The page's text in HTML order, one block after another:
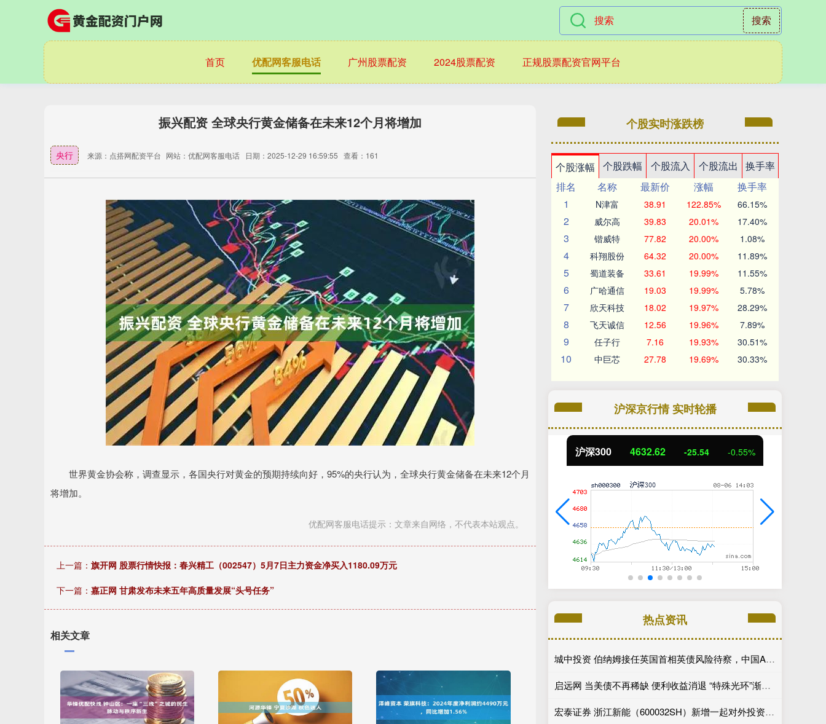
搜索
首页 优配网客服电话 广州股票配资 2024股票配资 正规股票配资官网平台
振兴配资 全球央行黄金储备在未来12个月将增加
央行 来源：点搭网配资平台 网站：优配网客服电话 日期：2025-12-29 16:59:55 查看：161
世界黄金协会称，调查显示，各国央行对黄金的预期持续向好，95%的央行认为，全球央行黄金储备在未来12个月
将增加。
优配网客服电话提示：文章来自网络，不代表本站观点。
上一篇： 旗开网 股票行情快报：春兴精工（002547）5月7日主力资金净买入1180.09万元
下一篇： 嘉正网 甘肃发布未来五年高质量发展“头号任务”
相关文章
个股实时涨跌榜
个股涨幅 个股跌幅 个股流入 个股流出
换手率
排名
名称 最新价 涨幅
换手率
1
N津富 38.91 122.85% 66.15%
2 威尔高 39.83 20.01% 17.40%
3 锴威特 77.82 20.00% 1.08%
4 科翔股份 64.32 20.00% 11.89%
5 蜀道装备 33.61 19.99% 11.55%
6 广哈通信 19.03 19.99% 5.78%
7 欣天科技 18.02 19.97% 28.29%
8 飞天诚信 12.56 19.96% 7.89%
9 任子行 7.16 19.93% 30.51%
10 中巨芯 27.78 19.69% 30.33%
沪深京行情 实时轮播
沪深300 4632.62 -25.54 -0.55%
热点资讯
城中投资 伯纳姆接任英国首相英债风险待察，中国AI资产持续领涨，美国积极保障关键矿产---0624宏观脱水
启远网 当美债不再稀缺 便利收益消退 “特殊光环”渐行渐远
宏泰证券 浙江新能（600032SH）新增一起对外投资，被投资公司为浙江浙能碳资产管理有限公司